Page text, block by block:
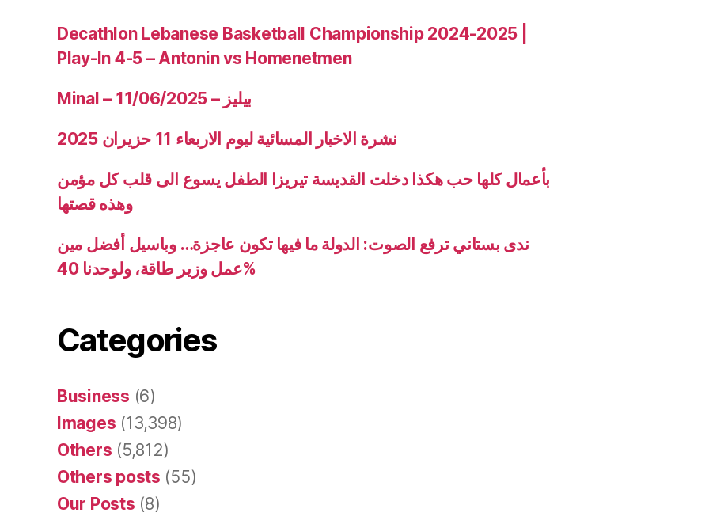
Decathlon Lebanese Basketball Championship 2024-2025 |
Play-In 4-5 – Antonin vs Homenetmen
Minal – 11/06/2025 – بيليز
نشرة الاخبار المسائية ليوم الاربعاء 11 حزيران 2025
بأعمال كلها حب هكذا دخلت القديسة تيريزا الطفل يسوع الى قلب كل مؤمن
وهذه قصتها
ندى بستاني ترفع الصوت: الدولة ما فيها تكون عاجزة… وباسيل أفضل مين
عمل وزير طاقة، ولوحدنا 40%
Categories
Business (6)
Images (13,398)
Others (5,812)
Others posts (55)
Our Posts (8)